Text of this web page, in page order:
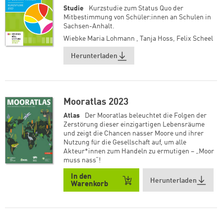
Studie
Kurzstudie zum Status Quo der
Mitbestimmung von Schüler:innen an Schulen in
Sachsen-Anhalt.
Wiebke Maria Lohmann
Tanja Hoss Felix Scheel
Herunterladen
Mooratlas 2023
Atlas
Der Mooratlas beleuchtet die Folgen der
Zerstörung dieser einzigartigen Lebensräume
und zeigt die Chancen nasser Moore und ihrer
Nutzung für die Gesellschaft auf, um alle
Akteur*innen zum Handeln zu ermutigen – „Moor
muss nass“!
In den
Warenkorb
Herunterladen
Zum Warenkorb
weiter lesen Zum Warenkorb
Zum Warenkorb
weiter lesen Zum Warenkorb